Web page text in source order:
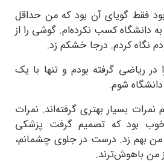
فقط گویای آن بود که من حداقل
به دانشگاه کسب نکرده‌ام. گوشی را از
نگاه کردم. درجا خشکم زد.
در ریاضی گرفته بودم و تنها با یک
شوم.
نمرات بسیار بهتری گرفته‌اند. نمرات
بود که تصمیم گرفت پزشکی
من بهم زد. درست در جلوی چشمانم،
من باهوش‌ترند.